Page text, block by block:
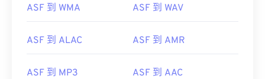
ASF 到 WMA ASF 到 WAV
ASF 到 ALAC ASF 到 AMR
ASF 到 MP3 ASF 到 AAC